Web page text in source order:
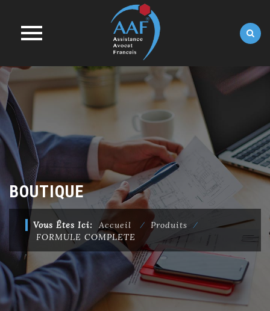
Skip
to
content
BOUTIQUE
Vous Êtes Ici: Accueil ⁄ Produits ⁄
FORMULE COMPLETE